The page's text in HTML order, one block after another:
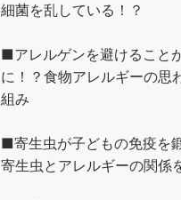
細菌を乱している！？
■アレルゲンを避けること
に！？食物アレルギーの思
組み
■寄生虫が子どもの免疫を
寄生虫とアレルギーの関係